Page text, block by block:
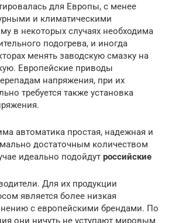
для Европы, с менее
и климатическими
в некоторых случаях необходима
подогрева, и иногда
менять заводскую смазку на
Европейские приводы
напряжения, при их
требуется также установка
автоматика простая, надежная и
достаточным количеством
идеально подойдут российские
Для их продукции
является более низкая
с европейскими брендами. По
они ничуть не уступают мировым